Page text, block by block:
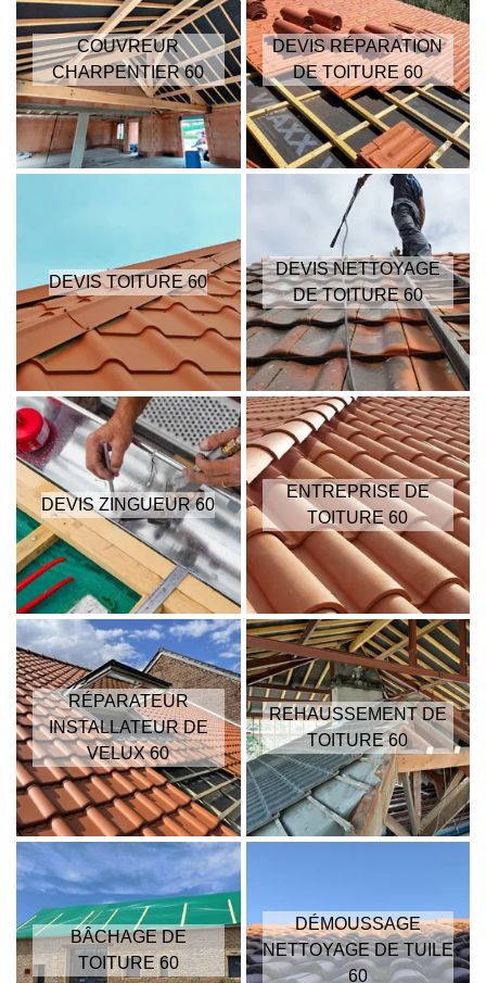
COUVREUR
CHARPENTIER 60
DEVIS RÉPARATION
DE TOITURE 60
DEVIS TOITURE 60
DEVIS NETTOYAGE
DE TOITURE 60
DEVIS ZINGUEUR 60
ENTREPRISE DE
TOITURE 60
RÉPARATEUR
INSTALLATEUR DE
VELUX 60
REHAUSSEMENT DE
TOITURE 60
BÂCHAGE DE
TOITURE 60
DÉMOUSSAGE
NETTOYAGE DE TUILE
60